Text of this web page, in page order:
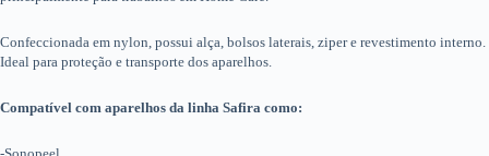
Confeccionada em nylon, possui alça, bolsos laterais, ziper e revestimento interno.
Ideal para proteção e transporte dos aparelhos.
Compatível com aparelhos da linha Safira como: